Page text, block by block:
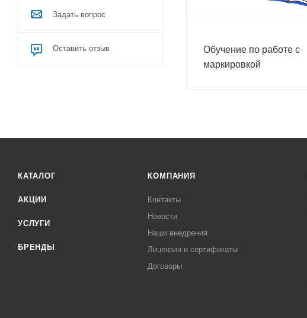
Обучение по работе с
маркировкой
Задать вопрос
Оставить отзыв
КАТАЛОГ
АКЦИИ
УСЛУГИ
БРЕНДЫ
КОМПАНИЯ
Контакты
Новости
Наши внедрения
Лицензии и сертификаты
Договоры